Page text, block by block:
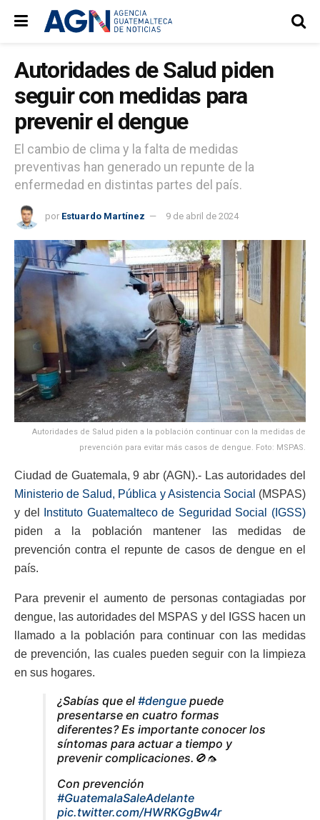
Autoridades de Salud piden
seguir con medidas para
prevenir el dengue
El cambio de clima y la falta de medidas
preventivas han generado un repunte de la
enfermedad en distintas partes del país.
por Estuardo Martínez 9 de abril de 2024
Autoridades de Salud piden a la población continuar con la medidas de
prevención para evitar más casos de dengue. Foto: MSPAS.
Ciudad de Guatemala, 9 abr (AGN).- Las autoridades del
Ministerio de Salud, Pública y Asistencia Social (MSPAS)
y del
Instituto Guatemalteco de Seguridad Social (IGSS)
piden a la población mantener las medidas de
prevención contra el repunte de casos de dengue en el
país.
Para prevenir el aumento de personas contagiadas por
dengue, las autoridades del MSPAS y del IGSS hacen un
llamado a la población para continuar con las medidas
de prevención, las cuales pueden seguir con la limpieza
en sus hogares.
¿Sabías que el #dengue puede
presentarse en cuatro formas
diferentes? Es importante conocer los
síntomas para actuar a tiempo y
prevenir complicaciones.🚫🦟
Con prevención
#GuatemalaSaleAdelante
pic.twitter.com/HWRKGgBw4r